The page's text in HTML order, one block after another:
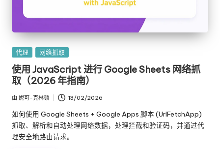
发
布
在
代理 网络抓取
使用 JavaScript 进行 Google Sheets 网络抓
取（2026 年指南）
发
布
者
由 妮可-克林顿 13/02/2026
如何使用 Google Sheets + Google Apps 脚本 (UrlFetchApp)
抓取、解析和自动处理网络数据，处理拦截和验证码，并通过代
理安全地路由请求。